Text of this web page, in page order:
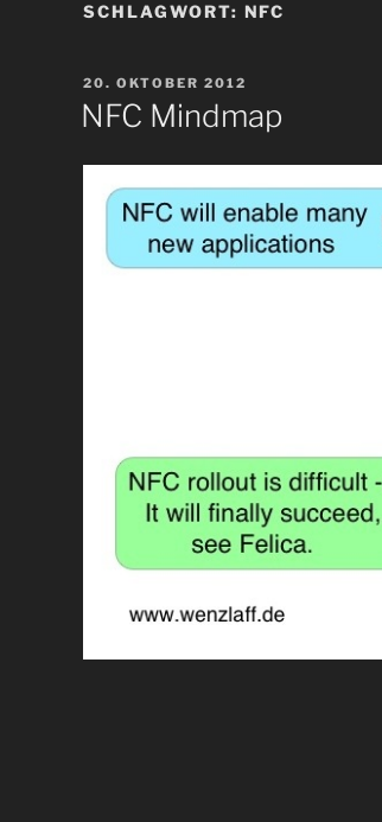
SCHLAGWORT: NFC
VERÖFFENTLICHT
AM
20. OKTOBER 2012
NFC Mindmap